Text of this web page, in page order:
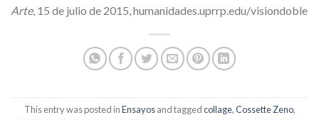
Arte, 15 de julio de 2015, humanidades.uprrp.edu/visiondoble
This entry was posted inEnsayosand taggedcollage,Cossette Zeno,